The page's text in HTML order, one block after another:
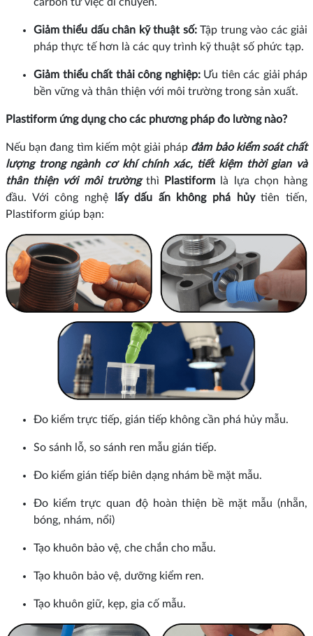
carbon từ việc di chuyển.
Giảm thiểu dấu chân kỹ thuật số:Tập trung vào các giải
pháp thực tế hơn là các quy trình kỹ thuật số phức tạp.
Giảm thiểu chất thải công nghiệp:Ưu tiên các giải pháp
bền vững và thân thiện với môi trường trong sản xuất.
Plastiform ứng dụng cho các phương pháp đo lường nào?
Nếu bạn đang tìm kiếm một giải pháp đảm bảo kiểm soát chất
lượng trong ngành cơ khí chính xác, tiết kiệm thời gian và
thân thiện với môi trường thì Plastiform là lựa chọn hàng
đầu. Với công nghệ
lấy dấu ấn không phá hủytiên tiến,
Plastiform giúp bạn:
Đo kiểm trực tiếp, gián tiếp không cần phá hủy mẫu.
So sánh lỗ, so sánh ren mẫu gián tiếp.
Đo kiểm gián tiếp biên dạng nhám bề mặt mẫu.
Đo kiểm trực quan độ hoàn thiện bề mặt mẫu (nhẵn,
bóng, nhám, nổi)
Tạo khuôn bảo vệ, che chắn cho mẫu.
Tạo khuôn bảo vệ, dưỡng kiểm ren.
Tạo khuôn giữ, kẹp, gia cố mẫu.